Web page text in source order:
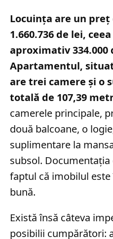
Locuința are un
1.660.736 de lei,
aproximativ 334.000
Apartamentul,
are trei camere și o
totală de 107,39
camerele principale,
două balcoane, o
suplimentare la
subsol. Documentația
faptul că imobilul
bună.
Există însă câteva
posibilii cumpărători: